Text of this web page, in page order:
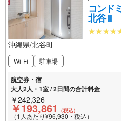
コンド
北谷 II
沖縄県/北谷町
Wi-Fi 駐車場
航空券・宿
大人2人・1室 / 2日間の合計料金
￥242,326
￥193,861 （税込）
（1人あたり¥96,930・税込）